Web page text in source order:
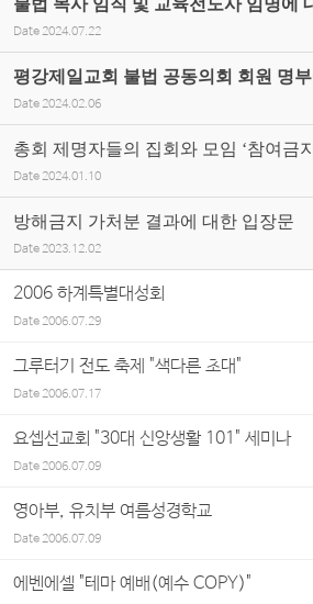
불법 목사 임직 및 교육전도사 임명에
Date 2024.07.22
평강제일교회 불법 공동의회 회원 명
Date 2024.02.06
총회 제명자들의 집회와 모임 ‘참여금
Date 2024.01.10
방해금지 가처분 결과에 대한 입장문
Date 2023.12.02
2006 하계특별대성회
Date2006.07.29
그루터기 전도 축제 "색다른 초대"
Date2006.07.17
요셉선교회 "30대 신앙생활 101" 세미나
Date2006.07.09
영아부, 유치부 여름성경학교
Date2006.07.09
에벤에셀 "테마 예배(예수 COPY)"